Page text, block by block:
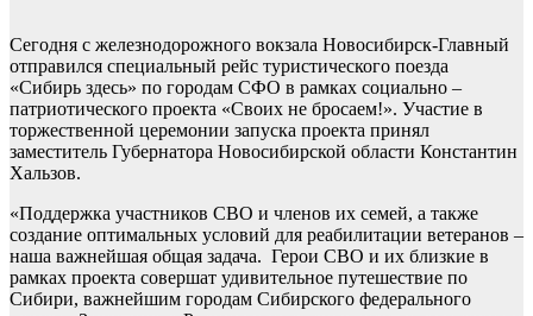
Сегодня с железнодорожного вокзала Новосибирск-Главный
отправился специальный рейс туристического поезда
«Сибирь здесь» по городам СФО в рамках социально –
патриотического проекта «Своих не бросаем!». Участие в
торжественной церемонии запуска проекта принял
заместитель Губернатора Новосибирской области Константин
Хальзов.
«Поддержка участников СВО и членов их семей, а также
создание оптимальных условий для реабилитации ветеранов –
наша важнейшая общая задача. Герои СВО и их близкие в
рамках проекта совершат удивительное путешествие по
Сибири, важнейшим городам Сибирского федерального